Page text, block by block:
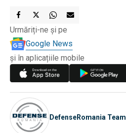
Urmăriți-ne și pe
Google News
și în aplicațiile mobile
DefenseRomania Team